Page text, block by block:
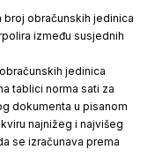
broj obračunskih jedinica
između susjednih
jedinica
tablici norma sati za
dokumenta u pisanom
najnižeg i najvišeg
se izračunava prema